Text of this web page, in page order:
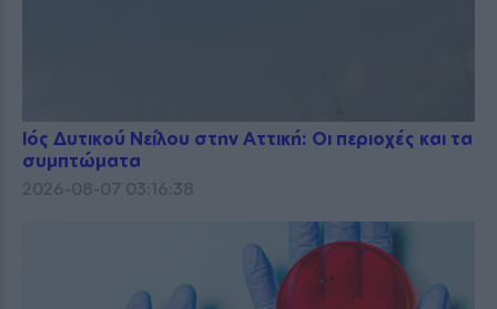
Ιός Δυτικού Νείλου στην Αττική: Οι περιοχές και τα
συμπτώματα
2026-08-07 03:16:38